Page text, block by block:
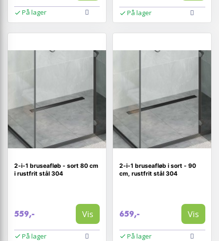
På lager På lager
2-i-1 bruseafløb - sort 80 cm
i rustfrit stål 304
559,- Vis
På lager
2-i-1 bruseafløb i sort - 90
cm, rustfrit stål 304
659,- Vis
På lager